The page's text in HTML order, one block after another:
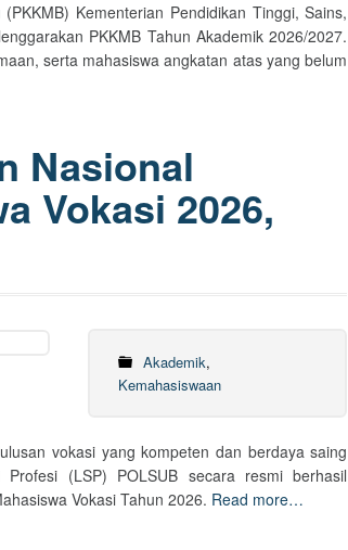
Kementerian Pendidikan Tinggi, Sains,
PKKMB Tahun Akademik 2026/2027.
serta mahasiswa angkatan atas yang belum
Nasional
Vokasi 2026,
Akademik,
Kemahasiswaan
vokasi yang kompeten dan berdaya saing
(LSP) POLSUB secara resmi berhasil
Vokasi Tahun 2026. Read more…